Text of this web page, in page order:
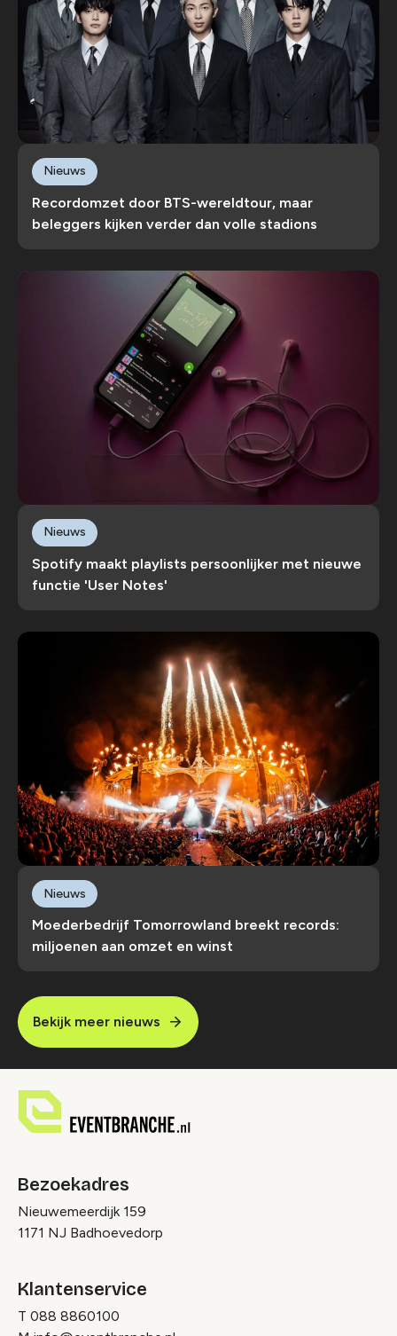
Recordomzet door BTS-wereldtour, maar
beleggers kijken verder dan volle stadions
Nieuws
Spotify maakt playlists persoonlijker met nieuwe
functie 'User Notes'
Nieuws
Moederbedrijf Tomorrowland breekt records:
miljoenen aan omzet en winst
Nieuws
Bekijk meer nieuws
Bezoekadres
Nieuwemeerdijk 159
1171 NJ Badhoevedorp
Klantenservice
T 088 8860100